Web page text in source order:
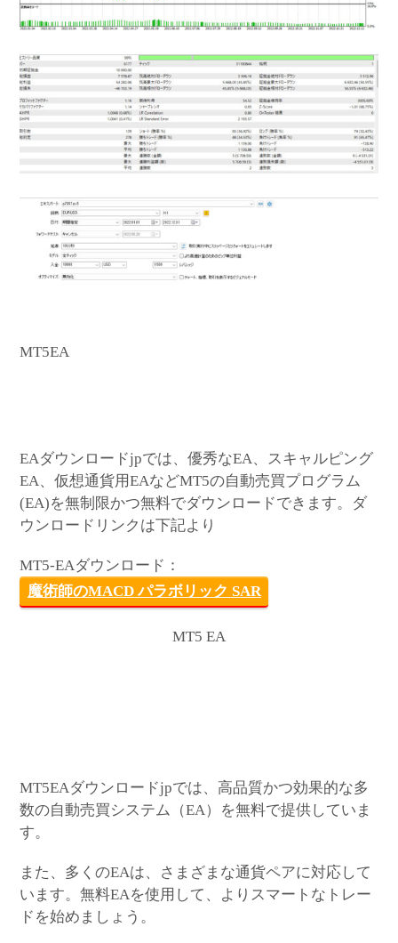
MT5EA
EAダウンロードjpでは、優秀なEA、スキャルピング
EA、仮想通貨用EAなどMT5の自動売買プログラム
(EA)を無制限かつ無料でダウンロードできます。ダ
ウンロードリンクは下記より
MT5-EAダウンロード：
魔術師のMACD パラボリック SAR
MT5 EA
MT5EAダウンロードjpでは、高品質かつ効果的な多
数の自動売買システム（EA）を無料で提供していま
す。
また、多くのEAは、さまざまな通貨ペアに対応して
います。無料EAを使用して、よりスマートなトレー
ドを始めましょう。